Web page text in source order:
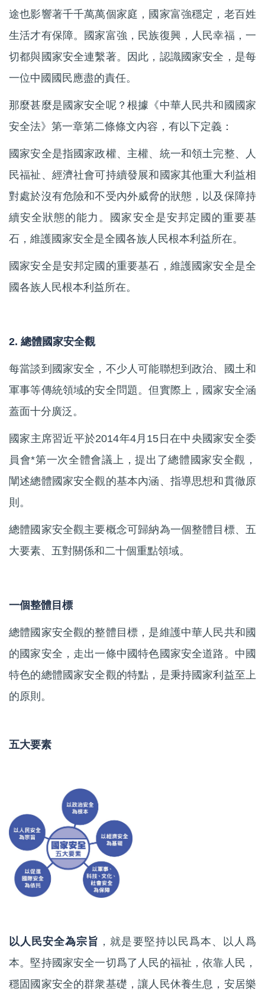
途也影響著千千萬萬個家庭，國家富強穩定，老百姓
生活才有保障。國家富強，民族復興，人民幸福，一
切都與國家安全連繫著。因此，認識國家安全，是每
一位中國國民應盡的責任。
那麼甚麼是國家安全呢？根據《中華人民共和國國家
安全法》第一章第二條條文內容，有以下定義：
國家安全是指國家政權、主權、統一和領土完整、人
民福祉、經濟社會可持續發展和國家其他重大利益相
對處於沒有危險和不受內外威脅的狀態，以及保障持
續安全狀態的能力。國家安全是安邦定國的重要基
石，維護國家安全是全國各族人民根本利益所在。
國家安全是安邦定國的重要基石，維護國家安全是全
國各族人民根本利益所在。
2. 總體國家安全觀
每當談到國家安全，不少人可能聯想到政治、國土和
軍事等傳統領域的安全問題。但實際上，國家安全涵
蓋面十分廣泛。
國家主席習近平於2014年4月15日在中央國家安全委
員會*第一次全體會議上，提出了總體國家安全觀，
闡述總體國家安全觀的基本內涵、指導思想和貫徹原
則。
總體國家安全觀主要概念可歸納為一個整體目標、五
大要素、五對關係和二十個重點領域。
一個整體目標
總體國家安全觀的整體目標，是維護中華人民共和國
的國家安全，走出一條中國特色國家安全道路。中國
特色的總體國家安全觀的特點，是秉持國家利益至上
的原則。
五大要素
以人民安全為宗旨 ，就是要堅持以民爲本、以人爲
本。堅持國家安全一切爲了人民的福祉，依靠人民，
穩固國家安全的群衆基礎，讓人民休養生息，安居樂